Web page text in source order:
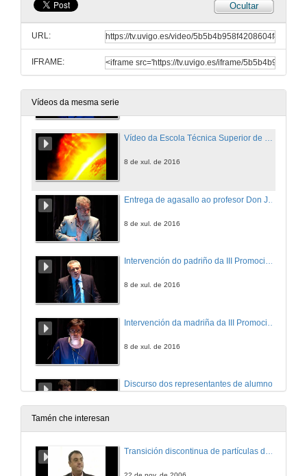
Ocultar
URL:
IFRAME:
Vídeos da mesma serie
Acto de Graduación da Escola Técnica Superior de Enxeñería de Minas 2016
Acto completo
8 de xul. de 2016
Apertura do acto pola Secretaria Xeral da Universidade de Vigo e lección maxistral
Vídeo da Escola Técnica Superior de Enxeñería de Minas
8 de xul. de 2016
8 de xul. de 2016
Intervención do padriño da III Promoción do Grao en Enxeñaría da Enerxía
8 de xul. de 2016
8 de xul. de 2016
Discurso dos representantes de alumnos
8 de xul. de 2016
Entrega de orlas por parte do alumnado
Tamén che interesan
Transición discontinua de partículas de microgel termosensible